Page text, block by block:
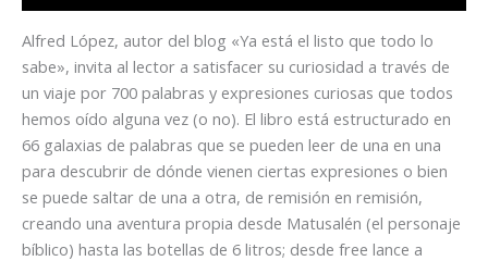
Alfred López, autor del blog «Ya está el listo que todo lo
sabe», invita al lector a satisfacer su curiosidad a través de
un viaje por 700 palabras y expresiones curiosas que todos
hemos oído alguna vez (o no). El libro está estructurado en
66 galaxias de palabras que se pueden leer de una en una
para descubrir de dónde vienen ciertas expresiones o bien
se puede saltar de una a otra, de remisión en remisión,
creando una aventura propia desde Matusalén (el personaje
bíblico) hasta las botellas de 6 litros; desde free lance a